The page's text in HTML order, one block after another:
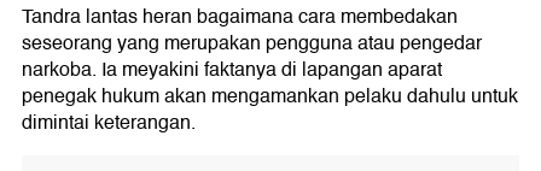
Tandra lantas heran bagaimana cara membedakan
seseorang yang merupakan pengguna atau pengedar
narkoba. Ia meyakini faktanya di lapangan aparat
penegak hukum akan mengamankan pelaku dahulu untuk
dimintai keterangan.